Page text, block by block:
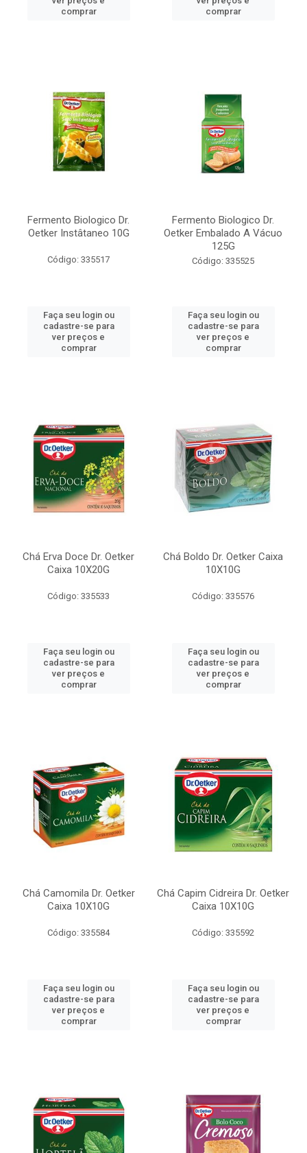
comprar
comprar
Fermento Biologico Dr.
Oetker Instâtaneo 10G
Código: 335517
Faça seu login ou
cadastre-se para
ver preços e
comprar
Fermento Biologico Dr.
Oetker Embalado A Vácuo
125G
Código: 335525
Faça seu login ou
cadastre-se para
ver preços e
comprar
Chá Erva Doce Dr. Oetker
Caixa 10X20G
Código: 335533
Faça seu login ou
cadastre-se para
ver preços e
comprar
Chá Boldo Dr. Oetker Caixa
10X10G
Código: 335576
Faça seu login ou
cadastre-se para
ver preços e
comprar
Chá Camomila Dr. Oetker
Caixa 10X10G
Código: 335584
Faça seu login ou
cadastre-se para
ver preços e
comprar
Chá Capim Cidreira Dr. Oetker
Caixa 10X10G
Código: 335592
Faça seu login ou
cadastre-se para
ver preços e
comprar